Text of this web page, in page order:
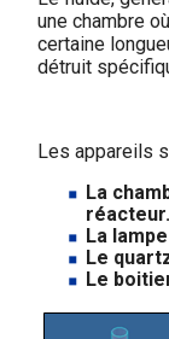
une chambre
certaine
détruit
Les appareils
La
réacteur.
La lampe
Le
Le